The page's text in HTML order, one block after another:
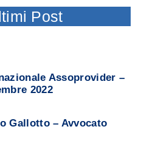
Post
Assoprovider –
2022
Gallotto – Avvocato